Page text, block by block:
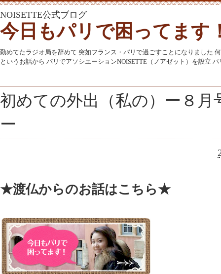
NOISETTE公式ブログ
今日もパリで困ってます
勤めてたラジオ局を辞めて 突如フランス・パリで過ごすことになりました
というお話から パリでアソシエーションNOISETTE（ノアゼット）を設立
初めての外出（私の）ー８月
ー
★渡仏からのお話はこちら★